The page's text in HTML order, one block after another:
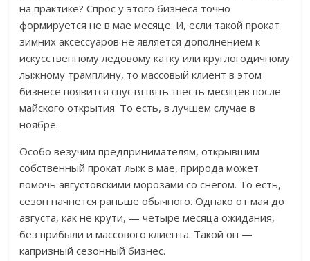
на практике? Спрос у этого бизнеса точно
формируется не в мае месяце. И, если такой прокат
зимних аксессуаров не является дополнением к
искусственному ледовому катку или круглогодичному
лыжному трамплину, то массовый клиент в этом
бизнесе появится спустя пять-шесть месяцев после
майского открытия. То есть, в лучшем случае в
ноябре.
Особо везучим предпринимателям, открывшим
собственный прокат лыж в мае, природа может
помочь августовскими морозами со снегом. То есть,
сезон начнется раньше обычного. Однако от мая до
августа, как не крути, — четыре месяца ожидания,
без прибыли и массового клиента. Такой он —
капризный сезонный бизнес.